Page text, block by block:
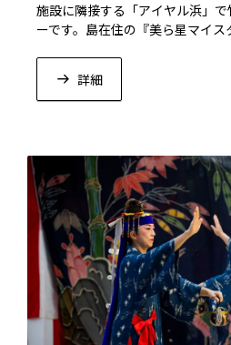
施設に隣接する「アイヤル浜」
ーです。島在住の『美ら星マイ
詳細